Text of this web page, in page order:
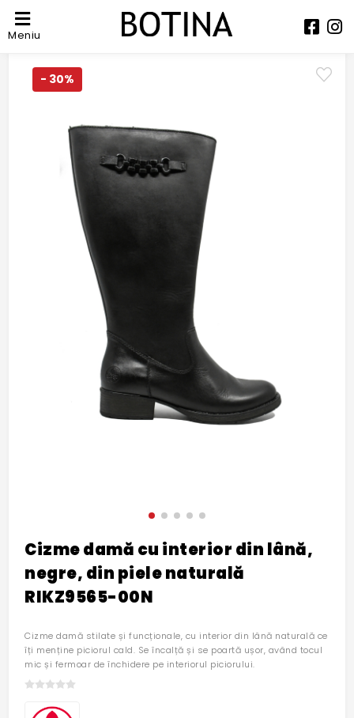
Meniu
- 30%
Cizme damă cu interior din lână,
negre, din piele naturală
RIKZ9565-00N
Cizme damă stilate și funcționale, cu interior din lână naturală ce
îți menține piciorul cald. Se încalță și se poartă ușor, având tocul
mic și fermoar de închidere pe interiorul piciorului.